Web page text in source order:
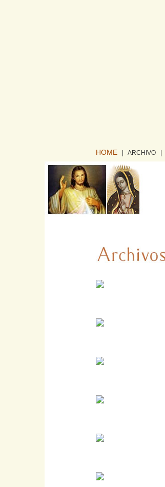
HOME | ARCHIVO